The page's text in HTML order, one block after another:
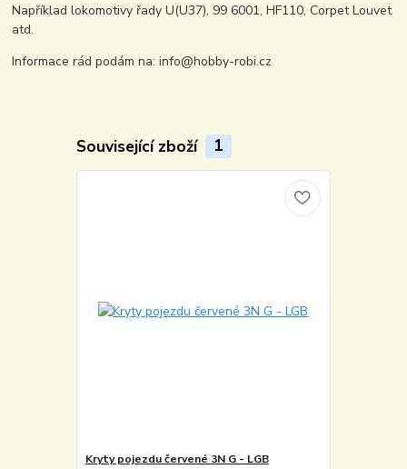
Například lokomotivy řady U(U37), 99 6001, HF110, Corpet Louvet
atd.
Informace rád podám na: info@hobby-robi.cz
Související zboží 1
Kryty pojezdu červené 3N G - LGB